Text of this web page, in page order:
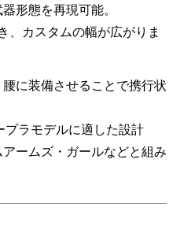
形態を再現可能。
、カスタムの幅が広がりま
に装備させることで携行状
プラモデルに適した設計
ームズ・ガールなどと組み